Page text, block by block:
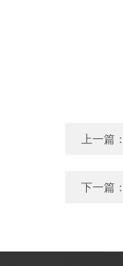
上一篇
下一篇